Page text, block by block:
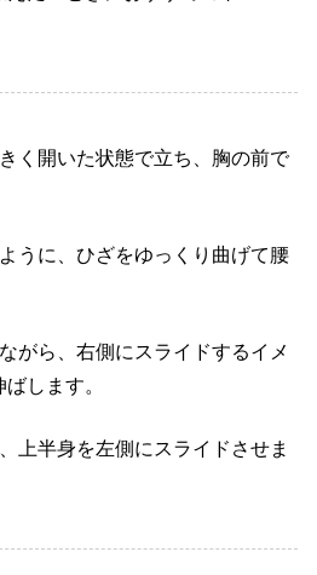
く開いた状態で立ち、胸の前で
うに、ひざをゆっくり曲げて腰
がら、右側にスライドするイメ
します。
上半身を左側にスライドさせま